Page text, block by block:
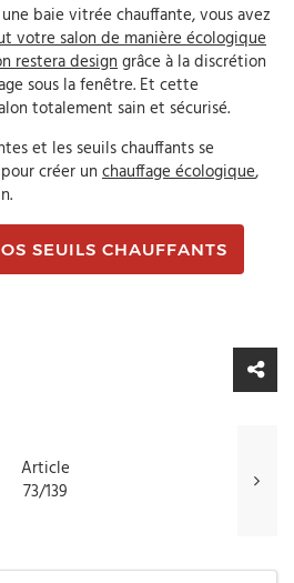
baie vitrée chauffante, vous avez
votre salon de manière écologique
restera designgrâce à la discrétion
sous la fenêtre. Et cette
totalement sain et sécurisé.
et les seuils chauffants se
créer un chauffage écologique,
SEUILS CHAUFFANTS
Article
73/139